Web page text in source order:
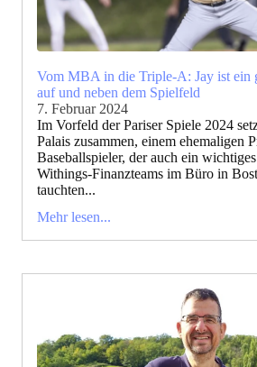
Vom MBA in die Triple-A: Jay ist ein
auf und neben dem Spielfeld
7. Februar 2024
Im Vorfeld der Pariser Spiele 2024
Palais zusammen, einem ehemaligen
Baseballspieler, der auch ein
Withings-Finanzteams im Büro in
tauchten...
Mehr lesen...